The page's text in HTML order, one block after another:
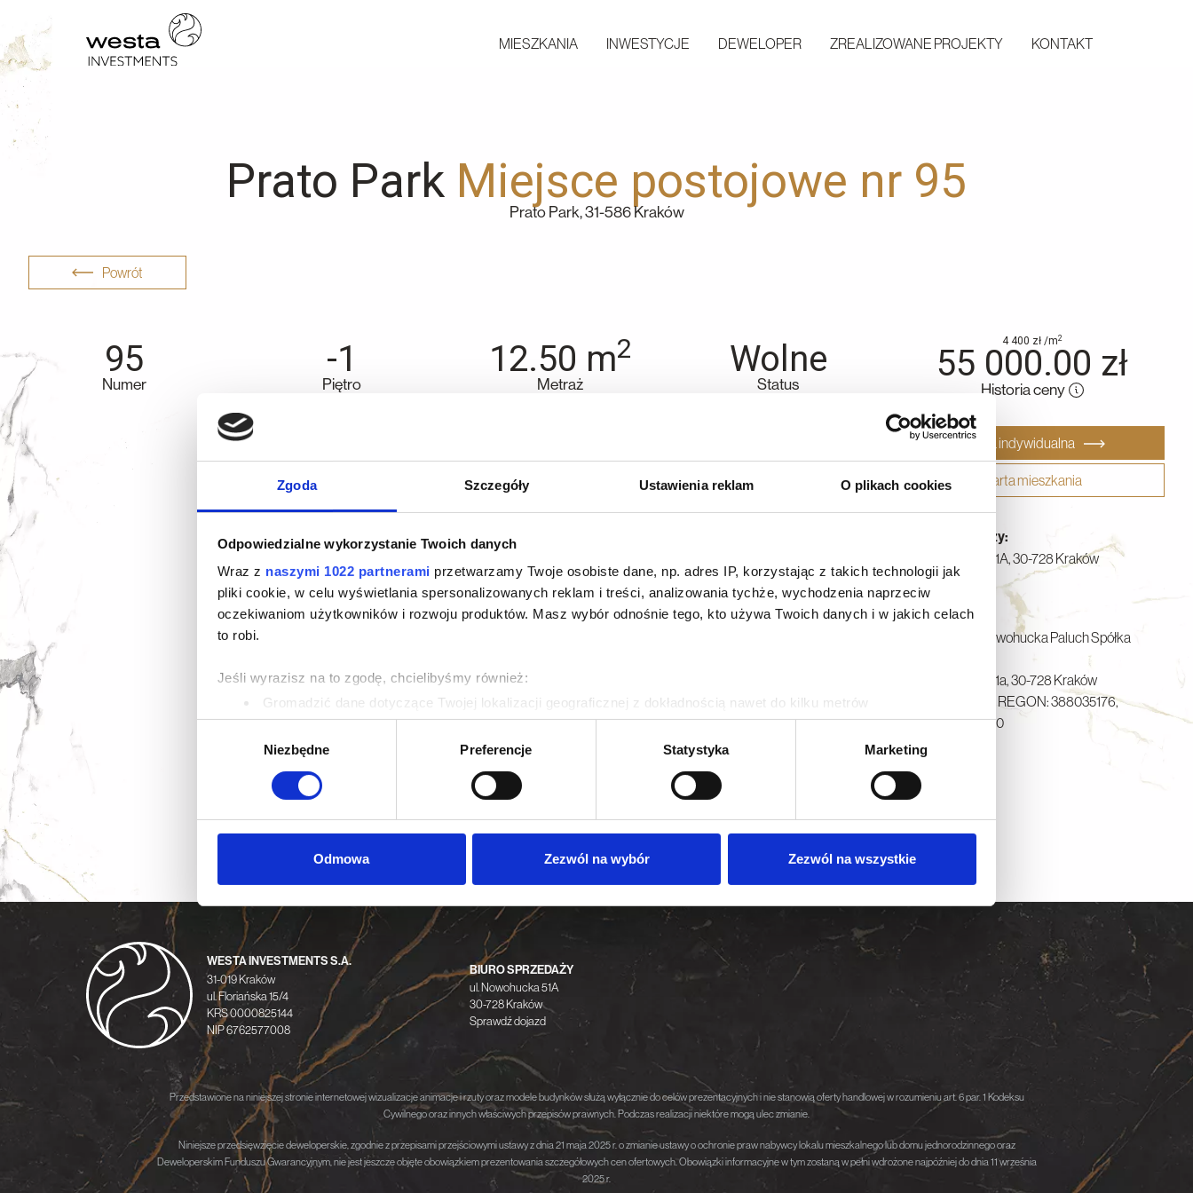
Zgoda Szczegóły Ustawienia reklam O plikach cookies
Odpowiedzialne wykorzystanie Twoich danych
Wraz z naszymi 1022 partnerami przetwarzamy Twoje osobiste dane, np. adres IP, korzystając z takich technologii jak
pliki cookie, w celu wyświetlania spersonalizowanych reklam i treści, analizowania tychże, wychodzenia naprzeciw
oczekiwaniom użytkowników i rozwoju produktów. Masz wybór odnośnie tego, kto używa Twoich danych i w jakich celach
to robi.
Jeśli wyrazisz na to zgodę, chcielibyśmy również:
Gromadzić dane dotyczące Twojej lokalizacji geograficznej z dokładnością nawet do kilku metrów
Identyfikować Twoje urządzenie, aktywnie analizując charakteryzującego je zbiory danych (fingerprinting, czyli
wirtualny odcisk palca)
Dowiedz się więcej odnośnie tego, jak Twoje osobiste dane są przetwarzane oraz ustaw własne preferencje wsekcji
szczegółów
. W Deklaracji plików cookie możesz zmienić lub wycofać swoją zgodę w dowolnej chwili.
Wykorzystujemy pliki cookie do spersonalizowania treści i reklam, aby oferować funkcje społecznościowe i analizować
ruch w naszej witrynie. Informacje o tym, jak korzystasz z naszej witryny, udostępniamy partnerom społecznościowym,
Niezbędne Preferencje Statystyka Marketing
Odmowa Zezwól na wybór Zezwól na wszystkie
MIESZKANIA INWESTYCJE DEWELOPER ZREALIZOWANE PROJEKTY KONTAKT
Prato Park Miejsce postojowe nr 95
Prato Park, 31-586 Kraków
Powrót
Numer
95
Piętro
-1
Metraż
12.50 m2
Status
Wolne
Historia ceny
4 400 zł /m2
55 000.00 zł
Oferta indywidualna
Karta mieszkania
Biuro Sprzedaży:
ul. Nowohucka 51A,30-728 Kraków
tel: 122020333
Deweloper:
Apartamenty Nowohucka Paluch Spółka
ul. Nowohucka 51a,30-728 Kraków
NIP: 6793211372, REGON: 388035176,
KRS: 0001232570
tel: 122020333
WESTA INVESTMENTS S.A.
31-019 Kraków
ul. Floriańska 15/4
KRS 0000825144
NIP 6762577008
BIURO SPRZEDAŻY
ul. Nowohucka 51A
30-728 Kraków
Sprawdź dojazd
Przedstawione na niniejszej stronie internetowej wizualizacje animacje i rzuty oraz modele budynków służą wyłącznie do celów prezentacyjnych i nie stanowią oferty handlowej w rozumieniu art. 6 par. 1 Kodeksu
Cywilnego oraz innych właściwych przepisów prawnych. Podczas realizacji niektóre mogą ulec zmianie.
Niniejsze przedsięwzięcie deweloperskie, zgodnie z przepisami przejściowymi ustawy z dnia 21 maja 2025 r. o zmianie ustawy o ochronie praw nabywcy lokalu mieszkalnego lub domu jednorodzinnego oraz
Deweloperskim Funduszu Gwarancyjnym, nie jest jeszcze objęte obowiązkiem prezentowania szczegółowych cen ofertowych. Obowiązki informacyjne w tym zostaną w pełni wdrożone najpóźniej do dnia 11 września
2025 r.